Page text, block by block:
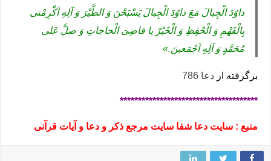
داوُدَ الْجِبالَ مَعَ داوُدَ الْجِبالَ یَسْبَحْنَ وَ الطَّیْرَ وَ آلِهِ اَکْرِمْنی
بِالْفَهْمِ وَ الْحْفِظِ وَ الْخَیْرّ یا قاضِیَ الْحاجاتِ وَ صلَّ عَلی
مُحَمَّدٍ وَ آلِهِ اَجْمَعینَ.»
برگرفته ازدعا 786
**************************************
منبع : سایت دعا شفا سایت مرجع ذکر و دعا و آیات قرآنی